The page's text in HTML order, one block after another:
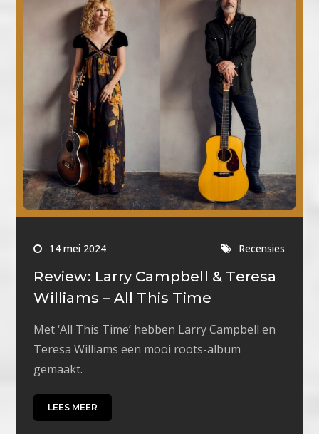
14 mei 2024 Recensies
Review: Larry Campbell & Teresa
Williams – All This Time
Met ‘All This Time’ hebben Larry Campbell en
Teresa Williams een mooi roots-album
gemaakt.
LEES MEER